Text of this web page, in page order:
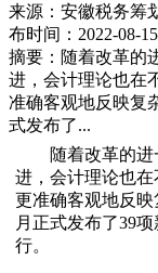
来源：安徽税务筹
布时间：2022-08-15
摘要：随着改革的
进，会计理论也在
准确客观地反映复
式发布了...
随着改革的进
进，会计理论也
更准确客观地反映
月正式发布了39
行。